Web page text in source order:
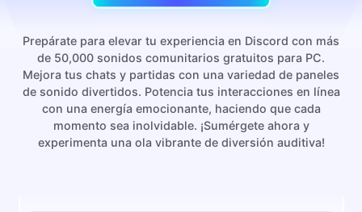
Prepárate para elevar tu experiencia en Discord con más
de 50,000 sonidos comunitarios gratuitos para PC.
Mejora tus chats y partidas con una variedad de paneles
de sonido divertidos. Potencia tus interacciones en línea
con una energía emocionante, haciendo que cada
momento sea inolvidable. ¡Sumérgete ahora y
experimenta una ola vibrante de diversión auditiva!